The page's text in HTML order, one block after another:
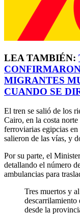
LEA TAMBIÉN:
MIGRANTES
CUANDO SE
El tren se salió de los
Cairo, en la costa
ferroviarias egipcias
salieron de las vías, y
Por su parte, el
detallando el número
ambulancias para
Tres muertos y
descarrilamiento
desde la